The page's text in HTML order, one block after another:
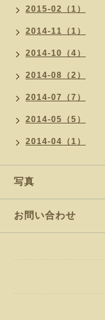
2015-02（1）
2014-11（1）
2014-10（4）
2014-08（2）
2014-07（7）
2014-05（5）
2014-04（1）
写真
お問い合わせ